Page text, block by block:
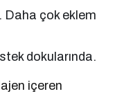
Daha çok eklem
dokularında.
içeren